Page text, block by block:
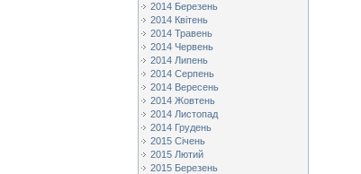
2014 Березень
2014 Квітень
2014 Травень
2014 Червень
2014 Липень
2014 Серпень
2014 Вересень
2014 Жовтень
2014 Листопад
2014 Грудень
2015 Січень
2015 Лютий
2015 Березень